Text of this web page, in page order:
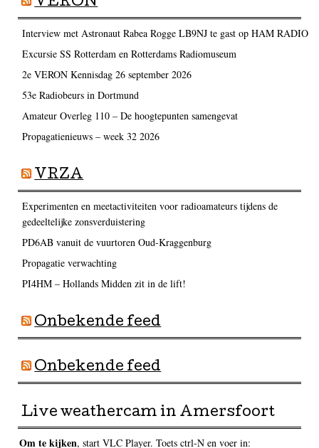
VERON
Interview met Astronaut Rabea Rogge LB9NJ te gast op HAM RADIO
Excursie SS Rotterdam en Rotterdams Radiomuseum
2e VERON Kennisdag 26 september 2026
53e Radiobeurs in Dortmund
Amateur Overleg 110 – De hoogtepunten samengevat
Propagatienieuws – week 32 2026
VRZA
Experimenten en meetactiviteiten voor radioamateurs tijdens de
gedeeltelijke zonsverduistering
PD6AB vanuit de vuurtoren Oud-Kraggenburg
Propagatie verwachting
PI4HM – Hollands Midden zit in de lift!
Onbekende feed
Onbekende feed
Live weathercam in Amersfoort
Om te kijken, start VLC Player. Toets ctrl-N en voer in: